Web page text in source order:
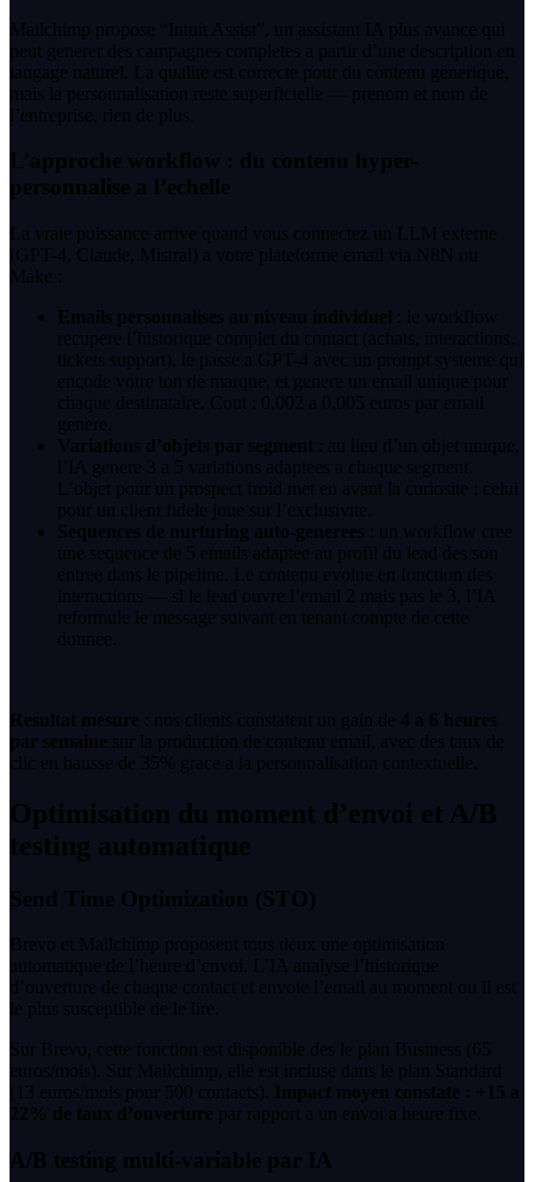
Mailchimp propose “Intuit Assist”, un assistant IA plus avance qui
peut generer des campagnes completes a partir d’une description en
langage naturel. La qualite est correcte pour du contenu generique,
mais la personnalisation reste superficielle — prenom et nom de
l’entreprise, rien de plus.
L’approche workflow : du contenu hyper-
personnalise a l’echelle
La vraie puissance arrive quand vous connectez un LLM externe
(GPT-4, Claude, Mistral) a votre plateforme email via N8N ou
Make :
Emails personnalises au niveau individuel : le workflow
recupere l’historique complet du contact (achats, interactions,
tickets support), le passe a GPT-4 avec un prompt systeme qui
encode votre ton de marque, et genere un email unique pour
chaque destinataire. Cout : 0,002 a 0,005 euros par email
genere.
Variations d’objets par segment : au lieu d’un objet unique,
l’IA genere 3 a 5 variations adaptees a chaque segment.
L’objet pour un prospect froid met en avant la curiosite ; celui
pour un client fidele joue sur l’exclusivite.
Sequences de nurturing auto-generees : un workflow cree
une sequence de 5 emails adaptee au profil du lead des son
entree dans le pipeline. Le contenu evolue en fonction des
interactions — si le lead ouvre l’email 2 mais pas le 3, l’IA
reformule le message suivant en tenant compte de cette
donnee.
Resultat mesure : nos clients constatent un gain de 4 a 6 heures
par semaine sur la production de contenu email, avec des taux de
clic en hausse de 35% grace a la personnalisation contextuelle.
Optimisation du moment d’envoi et A/B
testing automatique
Send Time Optimization (STO)
Brevo et Mailchimp proposent tous deux une optimisation
automatique de l’heure d’envoi. L’IA analyse l’historique
d’ouverture de chaque contact et envoie l’email au moment ou il est
le plus susceptible de le lire.
Sur Brevo, cette fonction est disponible des le plan Business (65
euros/mois). Sur Mailchimp, elle est incluse dans le plan Standard
(13 euros/mois pour 500 contacts).
Impact moyen constate : +15 a
22% de taux d’ouverture par rapport a un envoi a heure fixe.
A/B testing multi-variable par IA